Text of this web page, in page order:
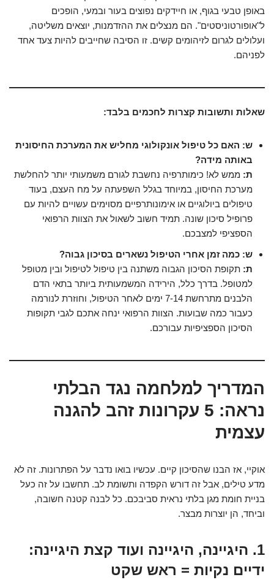
באופן טבעי בגוף, או חיידקים נפוצים בעור ובמעי, הופכים
ל"אופורטוניסטים". הם מנצלים את ההזדמנות, יוצאים משליטה,
ועלולים לגרום לזיהומים קשים. זו הסיבה שחייבים להיות צעד אחד
לפניהם.
שאלות ותשובות קצרות לחכמים בלבד:
ש: האם כל טיפול אונקולוגי מחליש את המערכת החיסונית
באותה מידה?
ת: ממש לא! כימותרפיה נחשבת לגורם משמעותי יותר להחלשת
מערכת החיסון, במיוחד בגלל השפעתה על מח העצם, בעוד
טיפולים ביולוגיים או אימונותרפיים מסוימים עשויים להיות עם
פרופיל סיכון שונה. תמיד חשוב לשאול את הצוות הרפואי
הספציפי למצבכם.
ש: כמה זמן אחרי הטיפול נשארים בסיכון גבוה?
ת: תקופת הסיכון הגבוה משתנה בין טיפול לטיפול ובין מטופל
למטופל. בדרך כלל, הירידה המשמעותית ביותר בתאי הדם
הלבנים מתרחשת 7-14 ימים לאחר הטיפול, וחוזרת לנורמה
כעבור כמה שבועות. הצוות הרפואי ינחה אתכם לגבי תקופות
הסיכון הספציפיות עבורכם.
המדריך למלחמה נגד הבלתי
נראה: 5 עקרונות זהב להגנה
עצמית
אוקיי, אז הבנו שהסיכון קיים. עכשיו בואו נדבר על הפתרונות. זה לא
מדע טילים, אבל זה דורש הקפדה ותשומת לב. תחשבו על זה כעל
בניית חומת מגן בלתי נראית סביבכם. כל לבנה קטנה חשובה,
וביחד, הן יוצרות מבצר.
1. היגיינה, היגיינה ועוד קצת היגיינה:
ידיים נקיות = ראש שקט